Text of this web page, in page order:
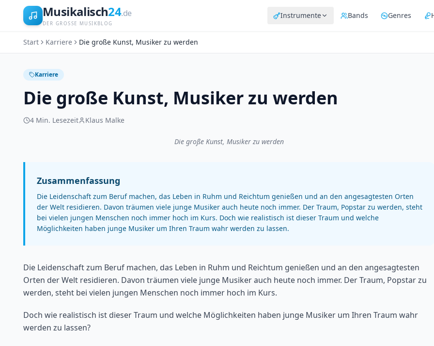
Musikalisch24.de
DER GROSSE MUSIKBLOG
Instrumente Bands Genres
Start Karriere Die große Kunst, Musiker zu werden
Karriere
Die große Kunst, Musiker zu werden
4 Min. Lesezeit Klaus Malke
Die große Kunst, Musiker zu werden
Zusammenfassung
Die Leidenschaft zum Beruf machen, das Leben in Ruhm und Reichtum genießen und an den angesagtesten Orten
der Welt residieren. Davon träumen viele junge Musiker auch heute noch immer. Der Traum, Popstar zu werden, steht
bei vielen jungen Menschen noch immer hoch im Kurs. Doch wie realistisch ist dieser Traum und welche
Möglichkeiten haben junge Musiker um Ihren Traum wahr werden zu lassen.
Die Leidenschaft zum Beruf machen, das Leben in Ruhm und Reichtum genießen und an den angesagtesten
Orten der Welt residieren. Davon träumen viele junge Musiker auch heute noch immer. Der Traum, Popstar zu
werden, steht bei vielen jungen Menschen noch immer hoch im Kurs.
Doch wie realistisch ist dieser Traum und welche Möglichkeiten haben junge Musiker um Ihren Traum wahr
werden zu lassen?